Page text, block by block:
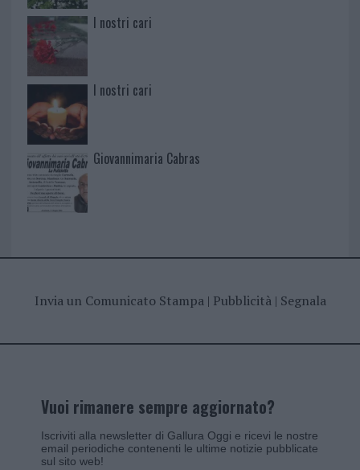
I nostri cari
I nostri cari
Giovannimaria Cabras
Invia un Comunicato Stampa| Pubblicità| Segnala
Vuoi rimanere sempre aggiornato?
Iscriviti alla newsletter di Gallura Oggi e ricevi le nostre
email periodiche contenenti le ultime notizie pubblicate
sul sito web!